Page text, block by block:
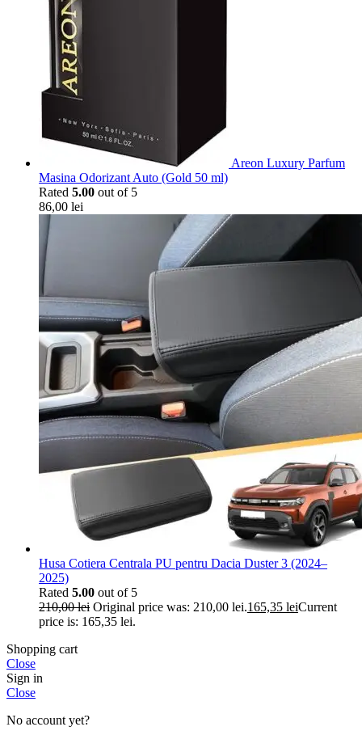
Areon Luxury Parfum
Masina Odorizant Auto (Gold 50 ml)
Rated 5.00 out of 5
86,00 lei
Husa Cotiera Centrala PU pentru Dacia Duster 3 (2024–
2025)
Rated 5.00 out of 5
210,00lei Original price was: 210,00 lei.165,35 leiCurrent
price is: 165,35 lei.
Shopping cart
Close
Sign in
Close
No account yet?